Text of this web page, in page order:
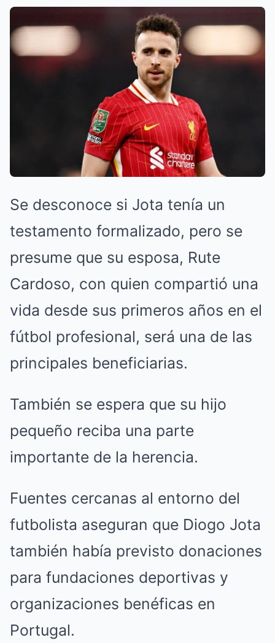
Se desconoce si Jota tenía un
testamento formalizado, pero se
presume que su esposa, Rute
Cardoso, con quien compartió una
vida desde sus primeros años en el
fútbol profesional, será una de las
principales beneficiarias.
También se espera que su hijo
pequeño reciba una parte
importante de la herencia.
Fuentes cercanas al entorno del
futbolista aseguran que Diogo Jota
también había previsto donaciones
para fundaciones deportivas y
organizaciones benéficas en
Portugal.